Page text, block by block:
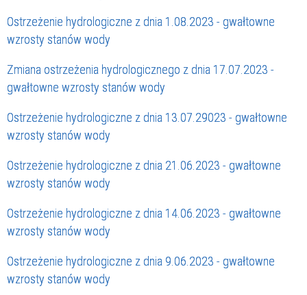
Ostrzeżenie hydrologiczne z dnia 1.08.2023 - gwałtowne
wzrosty stanów wody
Zmiana ostrzeżenia hydrologicznego z dnia 17.07.2023 -
gwałtowne wzrosty stanów wody
Ostrzeżenie hydrologiczne z dnia 13.07.29023 - gwałtowne
wzrosty stanów wody
Ostrzeżenie hydrologiczne z dnia 21.06.2023 - gwałtowne
wzrosty stanów wody
Ostrzeżenie hydrologiczne z dnia 14.06.2023 - gwałtowne
wzrosty stanów wody
Ostrzeżenie hydrologiczne z dnia 9.06.2023 - gwałtowne
wzrosty stanów wody